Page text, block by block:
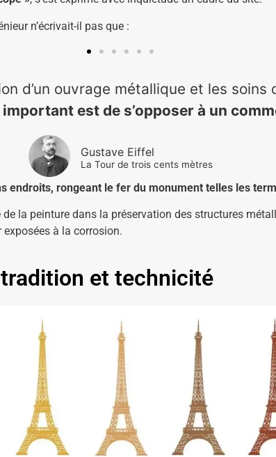
n’écrivait-il pas que :
d’un ouvrage métallique et les
est de s’opposer à un
Gustave Eiffel
La Tour de trois cents mètres
endroits, rongeant le fer du monument telles les
la peinture dans la préservation des structures
à la corrosion.
et technicité